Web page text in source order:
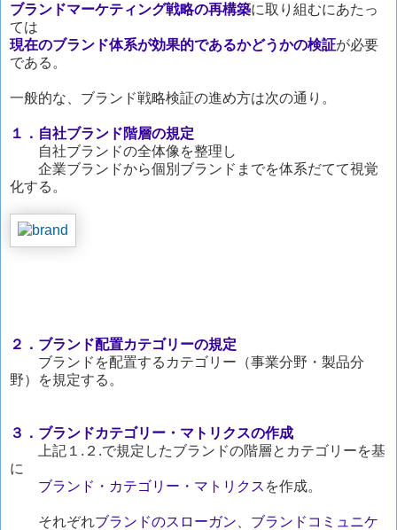
ブランドマーケティング戦略の再構築に取り組むにあたっ
ては
現在のブランド体系が効果的であるかどうかの検証が必要
である。
一般的な、ブランド戦略検証の進め方は次の通り。
１．自社ブランド階層の規定
自社ブランドの全体像を整理し
企業ブランドから個別ブランドまでを体系だてて視覚
化する。
２．ブランド配置カテゴリーの規定
ブランドを配置するカテゴリー（事業分野・製品分
野）を規定する。
３．ブランドカテゴリー・マトリクスの作成
上記１.２.で規定したブランドの階層とカテゴリーを基
に
ブランド・カテゴリー・マトリクス を作成。
それぞれブランドのスローガン
ブランドコミュニケ